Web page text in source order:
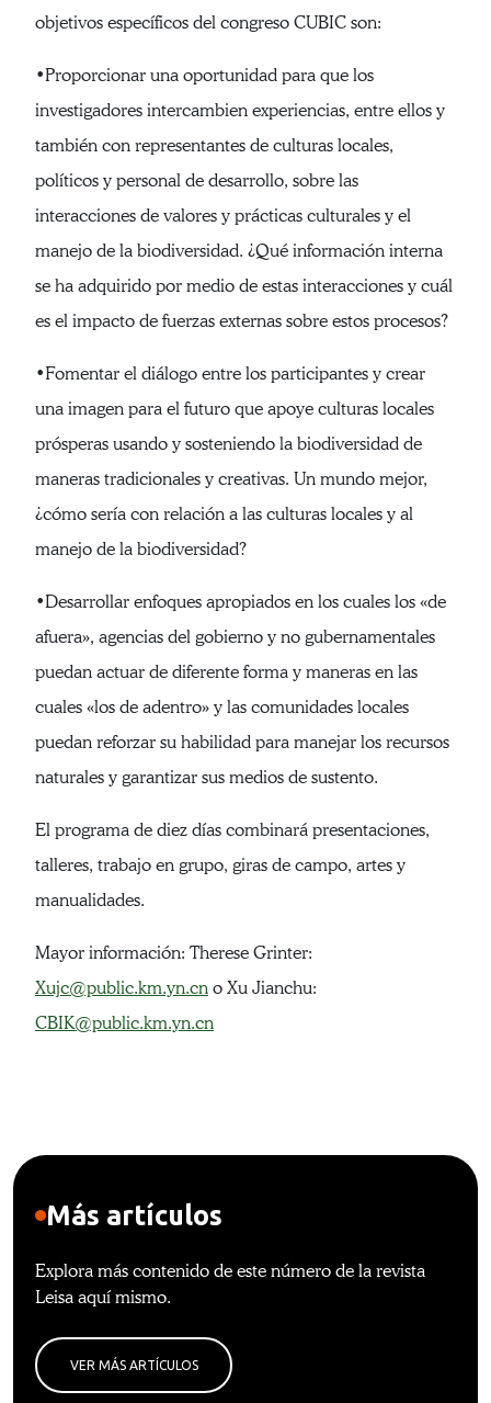
objetivos específicos del congreso CUBIC son:
•Proporcionar una oportunidad para que los
investigadores intercambien experiencias, entre ellos y
también con representantes de culturas locales,
políticos y personal de desarrollo, sobre las
interacciones de valores y prácticas culturales y el
manejo de la biodiversidad. ¿Qué información interna
se ha adquirido por medio de estas interacciones y cuál
es el impacto de fuerzas externas sobre estos procesos?
•Fomentar el diálogo entre los participantes y crear
una imagen para el futuro que apoye culturas locales
prósperas usando y sosteniendo la biodiversidad de
maneras tradicionales y creativas. Un mundo mejor,
¿cómo sería con relación a las culturas locales y al
manejo de la biodiversidad?
•Desarrollar enfoques apropiados en los cuales los «de
afuera», agencias del gobierno y no gubernamentales
puedan actuar de diferente forma y maneras en las
cuales «los de adentro» y las comunidades locales
puedan reforzar su habilidad para manejar los recursos
naturales y garantizar sus medios de sustento.
El programa de diez días combinará presentaciones,
talleres, trabajo en grupo, giras de campo, artes y
manualidades.
Mayor información: Therese Grinter:
Xujc@public.km.yn.cn o Xu Jianchu:
CBIK@public.km.yn.cn
Más artículos
Explora más contenido de este número de la revista
Leisa aquí mismo.
VER MÁS ARTÍCULOS